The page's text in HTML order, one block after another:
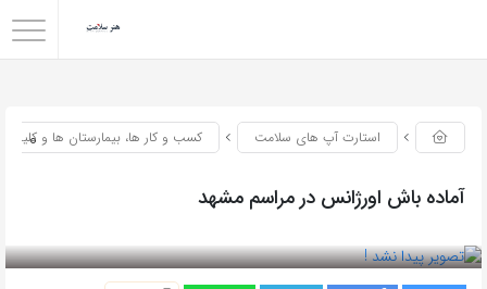
0 استارت آپ های سلامت کسب و کار ها، بیمارستان ها و
آماده باش اورژانس در مراسم مشهد